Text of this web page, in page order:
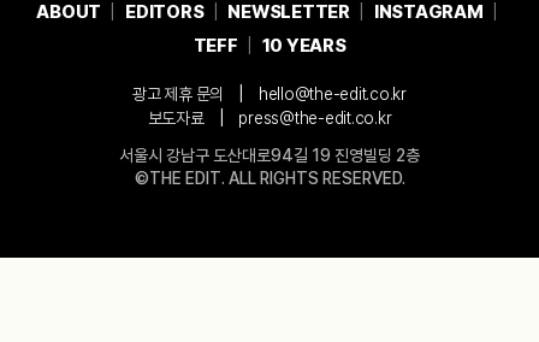
ABOUT EDITORS NEWSLETTER
INSTAGRAM
TEFF
10 YEARS
광고 제휴 문의
hello@the-edit.co.kr
보도자료
press@the-edit.co.kr
서울시 강남구 도산대로94길 19 진영빌딩 2층
©THE EDIT. ALL RIGHTS RESERVED.